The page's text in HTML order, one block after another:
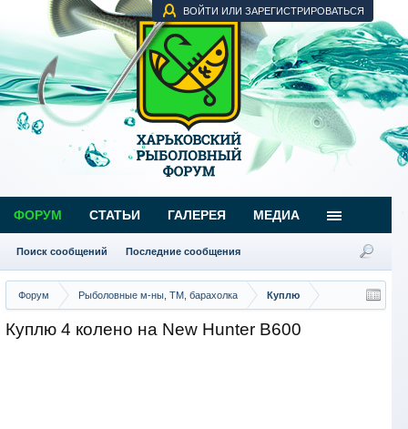
ВОЙТИ ИЛИ ЗАРЕГИСТРИРОВАТЬСЯ
Форум Рыболовные м-ны, ТМ, барахолка Куплю
Куплю 4 колено на New Hunter B600
ФОРУМ
Поиск сообщений Последние сообщения
СТАТЬИ ГАЛЕРЕЯ МЕДИА